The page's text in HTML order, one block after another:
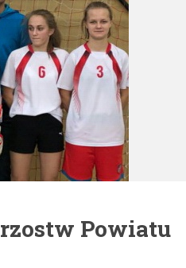
Powiatu